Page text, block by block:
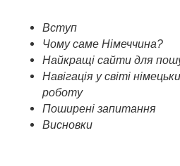
Вступ
Чому саме Німеччина?
Найкращі сайти для
Навігація у світі
роботу
Поширені запитання
Висновки